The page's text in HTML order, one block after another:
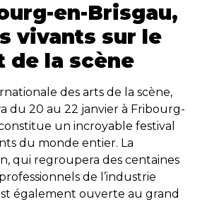
en-Brisgau,
vivants sur le
de la scène
des arts de la scène,
du 20 au 22 janvier à Fribourg-
un incroyable festival
du monde entier. La
qui regroupera des centaines
de l’industrie
également ouverte au grand